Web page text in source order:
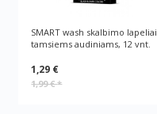
SMART wash skalbimo lapeliai
tamsiems audiniams, 12 vnt.
1,29 €
1,99 €*